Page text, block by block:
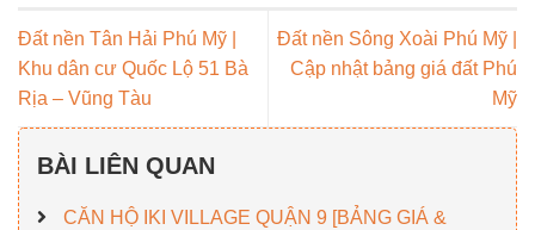
Đất nền Tân Hải Phú Mỹ |
Khu dân cư Quốc Lộ 51 Bà
Rịa – Vũng Tàu
Đất nền Sông Xoài Phú Mỹ |
Cập nhật bảng giá đất Phú
Mỹ
BÀI LIÊN QUAN
CĂN HỘ IKI VILLAGE QUẬN 9 [BẢNG GIÁ &